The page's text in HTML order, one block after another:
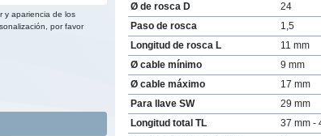
y apariencia de los
por favor
Ø de rosca D
24
Paso de rosca
1,5
Longitud de rosca L
11 mm
Ø cable mínimo
9 mm
Ø cable máximo
17 mm
Para llave SW
29 mm
Longitud total TL
37 mm -